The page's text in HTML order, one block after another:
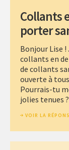
Collants
porter
Bonjour Lise
collants en
de collants
ouverte à
Pourrais-tu
jolies tenues
VOIR LA